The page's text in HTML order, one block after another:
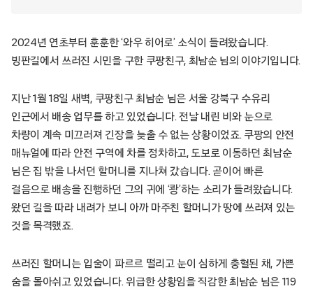
2024년 연초부터 훈훈한 ‘와우 히어로’ 소식이 들려왔습니다.
빙판길에서 쓰러진 시민을 구한 쿠팡친구, 최남순 님의 이야기입니다.
지난 1월 18일 새벽, 쿠팡친구 최남순 님은 서울 강북구 수유리
인근에서 배송 업무를 하고 있었습니다. 전날 내린 비와 눈으로
차량이 계속 미끄러져 긴장을 늦출 수 없는 상황이었죠. 쿠팡의 안전
매뉴얼에 따라 안전 구역에 차를 정차하고, 도보로 이동하던 최남순
님은 집 밖을 나서던 할머니를 지나쳐 갔습니다. 곧이어 빠른
걸음으로 배송을 진행하던 그의 귀에 ‘쾅’하는 소리가 들려왔습니다.
왔던 길을 따라 내려가 보니 아까 마주친 할머니가 땅에 쓰러져 있는
것을 목격했죠.
쓰러진 할머니는 입술이 파르르 떨리고 눈이 심하게 충혈된 채, 가쁜
숨을 몰아쉬고 있었습니다. 위급한 상황임을 직감한 최남순 님은 119